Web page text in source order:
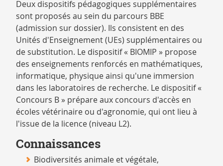
Deux dispositifs pédagogiques supplémentaires
sont proposés au sein du parcours BBE
(admission sur dossier). Ils consistent en des
Unités d'Enseignement (UEs) supplémentaires ou
de substitution. Le dispositif « BIOMIP » propose
des enseignements renforcés en mathématiques,
informatique, physique ainsi qu'une immersion
dans les laboratoires de recherche. Le dispositif «
Concours B » prépare aux concours d'accès en
écoles vétérinaire ou d'agronomie, qui ont lieu à
l'issue de la licence (niveau L2).
Connaissances
Biodiversités animale et végétale,